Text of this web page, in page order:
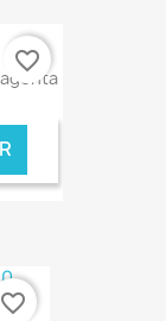
favorite_border
favorite_border